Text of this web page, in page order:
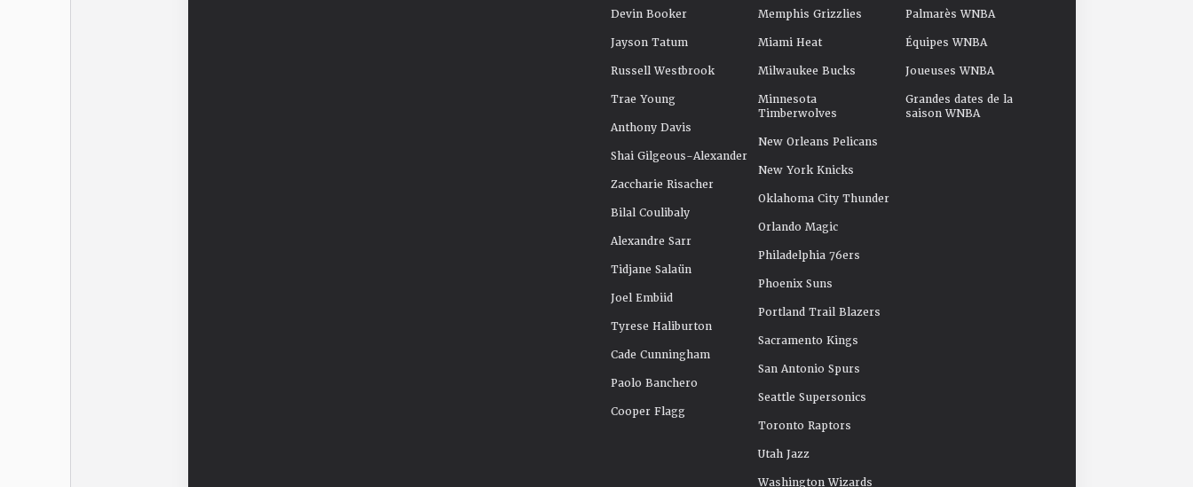
Devin Booker
Jayson Tatum
Russell Westbrook
Trae Young
Anthony Davis
Shai Gilgeous-Alexander
Zaccharie Risacher
Bilal Coulibaly
Alexandre Sarr
Tidjane Salaün
Joel Embiid
Tyrese Haliburton
Cade Cunningham
Paolo Banchero
Cooper Flagg
Memphis Grizzlies
Miami Heat
Milwaukee Bucks
Minnesota
Timberwolves
New Orleans Pelicans
New York Knicks
Oklahoma City Thunder
Orlando Magic
Philadelphia 76ers
Phoenix Suns
Portland Trail Blazers
Sacramento Kings
San Antonio Spurs
Seattle Supersonics
Toronto Raptors
Utah Jazz
Washington Wizards
Palmarès WNBA
Équipes WNBA
Joueuses WNBA
Grandes dates de la
saison WNBA